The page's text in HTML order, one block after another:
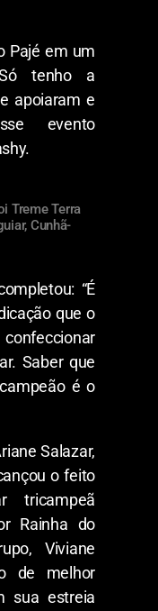
Pajé em um
tenho a
apoiaram e
evento
Treme Terra
Cunhã-
“É
que o
Saber que
é o
Salazar,
o feito
tricampeã
Rainha do
Viviane
de melhor
sua estreia